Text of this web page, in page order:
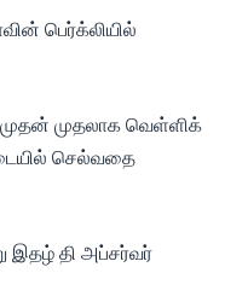
பெர்க்லியில்
முதலாக வெள்ளிக்
செல்வதை
இதழ் தி அப்சர்வர்